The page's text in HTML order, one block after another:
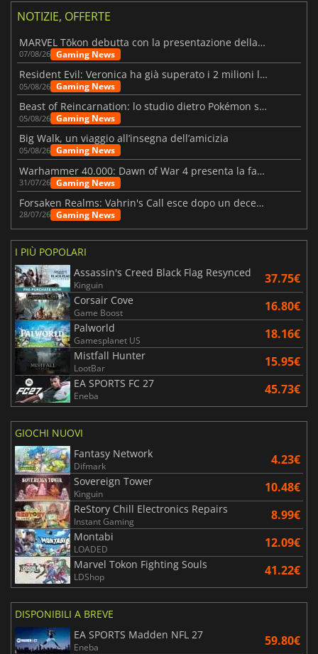
NOTIZIE, OFFERTE
MARVEL Tōkon debutta con la presentazione della roadmap per il primo anno
07/08/26 Gaming News
Resident Evil: Veronica ha già superato i 2 milioni liste dei desideri
05/08/26 Gaming News
Beast of Reincarnation: lo studio dietro Pokémon su una nuova strada
05/08/26 Gaming News
Big Walk, un viaggio all’insegna dell’amicizia
05/08/26 Gaming News
Warhammer 40.000: Dawn of War 4 presenta la fazione dei Necron
31/07/26 Gaming News
Forsaken Realms: Vahrin's Call esce dopo un decennio di sviluppo
28/07/26 Gaming News
I PIÙ POPOLARI
Assassin's Creed Black Flag Resynced
Kinguin 37.75€
Corsair Cove
Game Boost 16.80€
Palworld
Gamesplanet US 18.16€
Mistfall Hunter
LootBar 15.95€
EA SPORTS FC 27
Eneba 45.73€
GIOCHI NUOVI
Fantasy Network
Difmark 4.23€
Sovereign Tower
Kinguin 10.48€
ReStory Chill Electronics Repairs
Instant Gaming 8.99€
Montabi
LOADED 12.09€
Marvel Tokon Fighting Souls
LDShop 41.22€
DISPONIBILI A BREVE
EA SPORTS Madden NFL 27
Eneba 59.80€